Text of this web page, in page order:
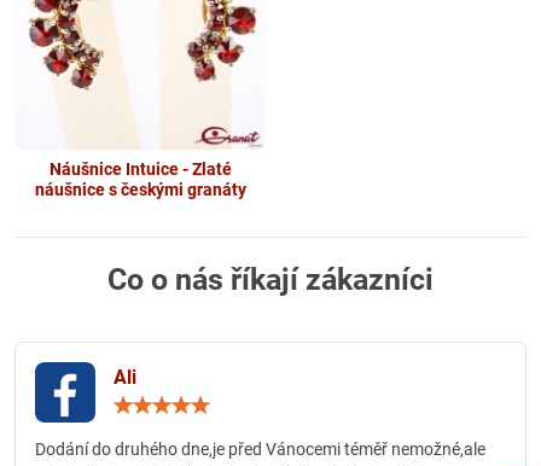
Náušnice Intuice - Zlaté
náušnice s českými granáty
Co o nás říkají zákazníci
Ali
5
Dodání do druhého dne,je před Vánocemi téměř nemožné,ale